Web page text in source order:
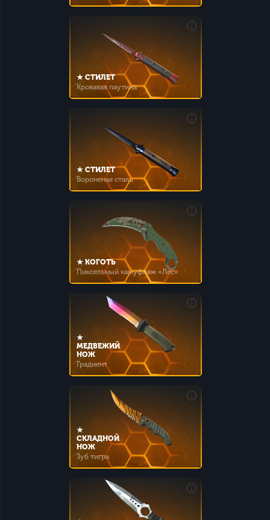
★ СТИЛЕТ
Кровавая паутина
★ СТИЛЕТ
Вороненая сталь
★ КОГОТЬ
Пиксельный камуфляж «Лес»
★
МЕДВЕЖИЙ
НОЖ
Градиент
★
СКЛАДНОЙ
НОЖ
Зуб тигра